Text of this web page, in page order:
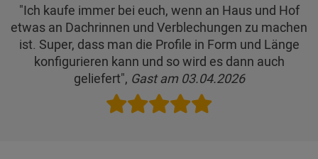
"Ich kaufe immer bei euch, wenn an Haus und Hof
etwas an Dachrinnen und Verblechungen zu machen
ist. Super, dass man die Profile in Form und Länge
konfigurieren kann und so wird es dann auch
geliefert", Gast am 03.04.2026